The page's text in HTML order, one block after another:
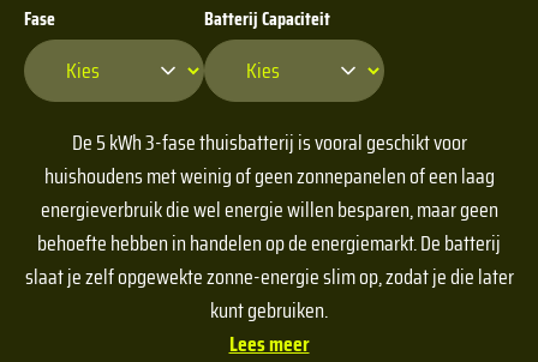
Fase Batterij Capaciteit
De 5 kWh 3-fase thuisbatterij is vooral geschikt voor
huishoudens met weinig of geen zonnepanelen of een laag
energieverbruik die wel energie willen besparen, maar geen
behoefte hebben in handelen op de energiemarkt. De batterij
slaat je zelf opgewekte zonne-energie slim op, zodat je die later
kunt gebruiken.
Lees meer